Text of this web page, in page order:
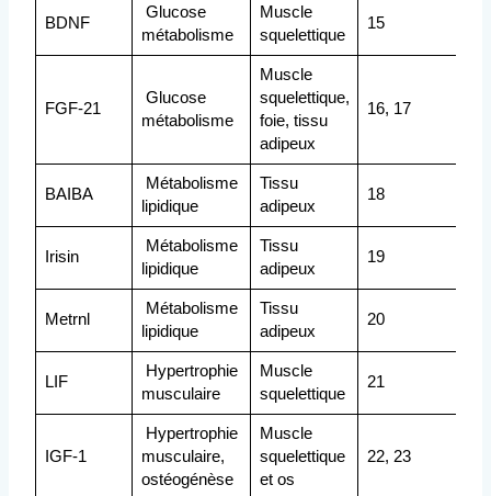
BDNF
Glucose
métabolisme
Muscle
squelettique
15
FGF-21
Glucose
métabolisme
Muscle
squelettique,
foie, tissu
adipeux
16, 17
BAIBA
Métabolisme
lipidique
Tissu
adipeux
18
Irisin
Métabolisme
lipidique
Tissu
adipeux
19
Metrnl
Métabolisme
lipidique
Tissu
adipeux
20
LIF
Hypertrophie
musculaire
Muscle
squelettique
21
IGF-1
Hypertrophie
musculaire,
ostéogénèse
Muscle
squelettique
et os
22, 23